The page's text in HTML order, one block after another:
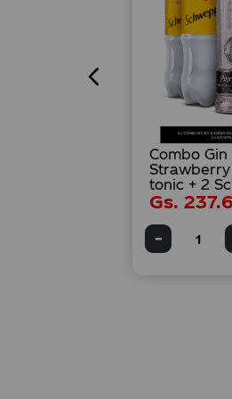
Combo
tonic + 2
Gs. 237.